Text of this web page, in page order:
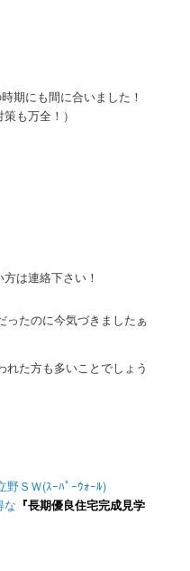
期にも間に合いました！
も万全！）
は連絡下さい！
ったのに今気づきましたぁ
れた方も多いことでしょう
野ＳＷ(ｽｰﾊﾟｰｳｫｰﾙ)
な 『長期優良住宅完成見学